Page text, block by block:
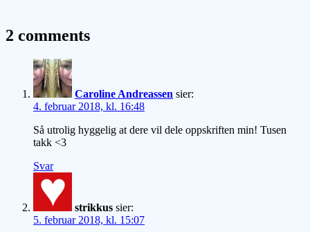
gratisoppskrift
2 comments
Caroline Andreassen sier:
4. februar 2018, kl. 16:48
Så utrolig hyggelig at dere vil dele oppskriften min! Tusen
takk <3
Svar
strikkus sier:
5. februar 2018, kl. 15:07